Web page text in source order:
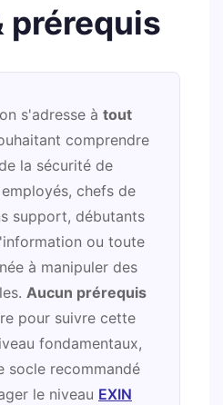
prérequis
s'adresse à tout
comprendre
la sécurité de
chefs de
support, débutants
ou toute
à manipuler des
Aucun prérequis
pour suivre cette
fondamentaux,
socle recommandé
le niveau EXIN